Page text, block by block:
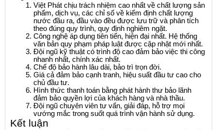
Việt Phát chịu trách nhiệm cao nhất về chất lượng sản
phẩm, dịch vụ, các chỉ số về kiểm định chất lượng
nước đầu ra, đầu vào đều được lưu trữ và phân tích
theo đúng quy trình, quy định nghiêm ngặt.
Công nghệ áp dụng tiên tiến, hiện đại nhất. Hệ thống
văn bản quy phạm pháp luật được cập nhật mới nhất.
Đội ngũ kỹ thuật có trình độ cao đảm bảo việc thi công
nhanh nhất, chính xác nhất.
Chế độ bảo hành lâu dài, bảo trì trọn đời.
Giá cả đảm bảo cạnh tranh, hiệu suất đầu tư cao cho
chủ đầu tư.
Hình thức thanh toán bằng phát hành thư bảo lãnh
đảm bảo quyền lợi của khách hàng và nhà thầu.
Đội ngũ chuyên viên tư vấn, giải đáp, hỗ trợ mọi
vướng mắc trong suốt quá trình vận hành sử dụng.
Kết luận